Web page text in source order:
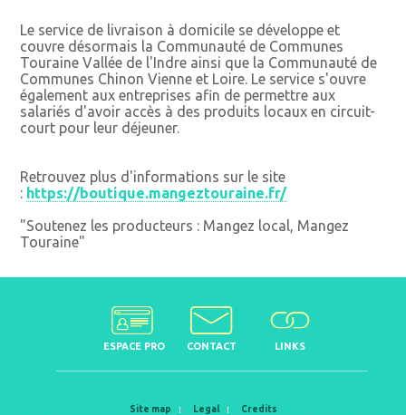
Le service de livraison à domicile se développe et
couvre désormais la Communauté de Communes
Touraine Vallée de l'Indre ainsi que la Communauté de
Communes Chinon Vienne et Loire. Le service s'ouvre
également aux entreprises afin de permettre aux
salariés d'avoir accès à des produits locaux en circuit-
court pour leur déjeuner.
Retrouvez plus d'informations sur le site
: https://boutique.mangeztouraine.fr/
"Soutenez les producteurs : Mangez local, Mangez
Touraine"
ESPACE PRO CONTACT LINKS
Site map Legal Credits